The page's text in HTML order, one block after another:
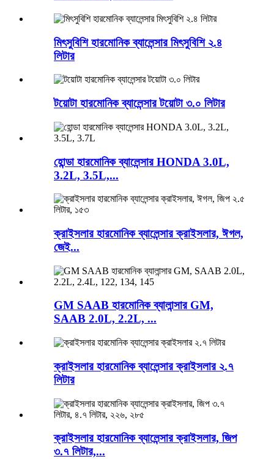
মিৎসুবিশি হারমোনিক ব্যালেন্সার মিৎসুবিশি ২.৪
লিটার
টয়োটা হারমোনিক ব্যালেন্সার টয়োটা ৩.০ লিটার
হোন্ডা হারমোনিক ব্যালেন্সার HONDA 3.0L,
3.2L, 3.5L,...
ক্রাইসলার হারমোনিক ব্যালেন্সার ক্রাইসলার, ঈগল,
জেই...
GM SAAB হারমোনিক ব্যালান্সার GM,
SAAB 2.0L, 2.2L, ...
ক্রাইসলার হারমোনিক ব্যালেন্সার ক্রাইসলার ২.৭
লিটার
ক্রাইসলার হারমোনিক ব্যালেন্সার ক্রাইসলার, জিপ
৩.৭ লিটার,...